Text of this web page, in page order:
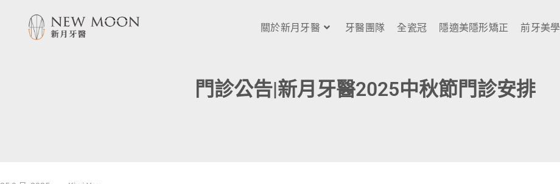
關於新月牙醫 牙醫團隊 全瓷冠 隱適美隱形矯正 前牙美學
門診公告|新月牙醫2025中秋節門診安排